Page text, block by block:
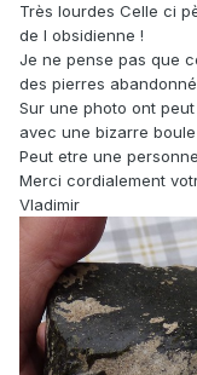
Très lourdes Celle ci
de l obsidienne !
Je ne pense pas que
des pierres
Sur une photo ont
avec une bizarre
Peut etre une
Merci cordialement
Vladimir